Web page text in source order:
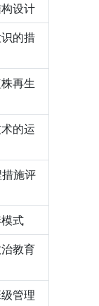
设计
的措
再生
的运
施评
式
教育
管理